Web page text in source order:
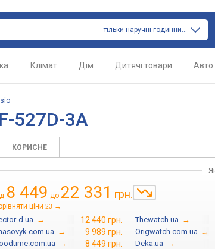
тільки наручні годинники
Клімат Дім Дитячі товари Авто
527D-3A
КОРИСНЕ
8 449 до 22 331 грн.
ціни 23 →
d.ua → 12 440 грн. Thewatch.ua →
→ 9 989 грн. Origwatch.com.ua →
→ 8 449 грн. Deka.ua →